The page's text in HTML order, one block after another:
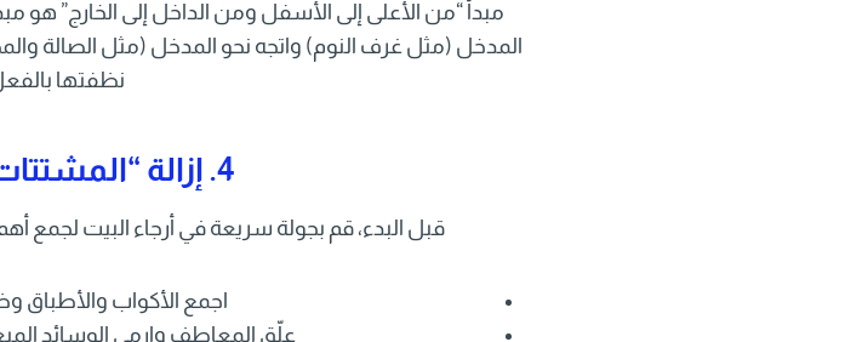
مبدأ “من الأعلى إلى الأسفل ومن الداخل إلى الخارج” هو
المدخل (مثل غرف النوم) واتجه نحو المدخل (مثل الصالة
نظفتها
4. إزالة “المشتتات الكبرى”:
قبل البدء، قم بجولة سريعة في أرجاء البيت لجمع
اجمع الأكواب والأطباق
علّق المعاطف وارمي الوسائد